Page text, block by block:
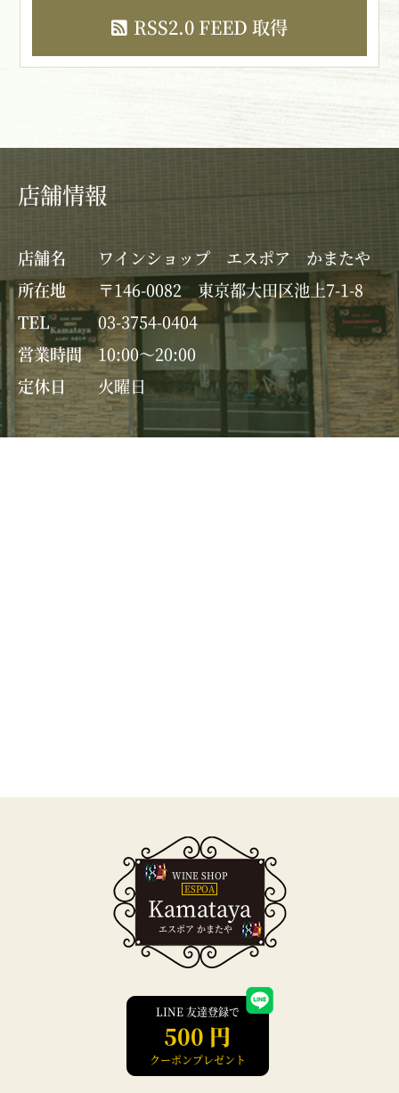
RSS2.0 FEED 取得
店舗情報
店舗名
ワインショップ エスポア かまたや
所在地
〒146-0082 東京都大田区池上7-1-8
TEL
03-3754-0404
営業時間
10:00～20:00
定休日
火曜日
WINE SHOP
ESPOA
Kamataya
エスポア かまたや
LINE 友達登録で
500 円
クーポンプレゼント